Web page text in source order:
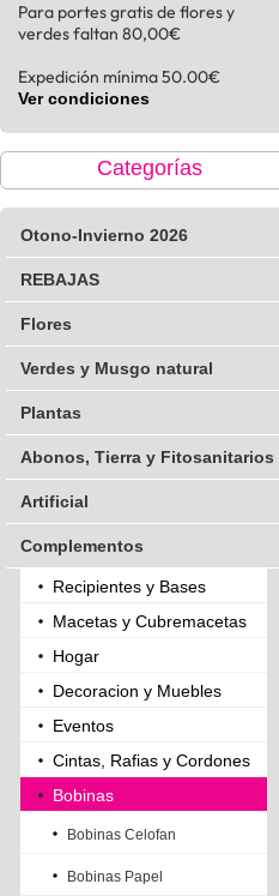
Para portes gratis de flores y
verdes faltan 80,00€
Expedición mínima 50.00€
Ver condiciones
Categorías
Otono-Invierno 2026
REBAJAS
Flores
Verdes y Musgo natural
Plantas
Abonos, Tierra y Fitosanitarios
Artificial
Complementos
Recipientes y Bases
Macetas y Cubremacetas
Hogar
Decoracion y Muebles
Eventos
Cintas, Rafias y Cordones
Bobinas
Bobinas Celofan
Bobinas Papel